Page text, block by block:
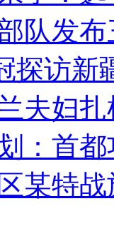
队发
探访新
夫妇
：首
某特